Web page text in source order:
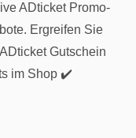
ADticket Promo-
Ergreifen Sie
Gutschein
im Shop ✔️